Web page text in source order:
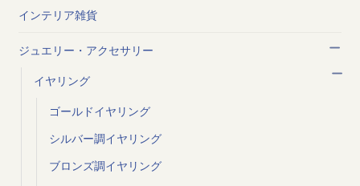
インテリア雑貨
ジュエリー・アクセサリー
イヤリング
ゴールドイヤリング
シルバー調イヤリング
ブロンズ調イヤリング